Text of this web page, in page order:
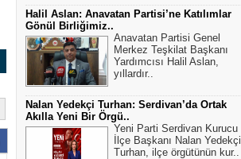
Halil Aslan: Anavatan Partisi’ne Katılımlar
Gönül Birliğimiz..
Anavatan Partisi Genel
Merkez Teşkilat Başkanı
Yardımcısı Halil Aslan,
yıllardır..
Nalan Yedekçi Turhan: Serdivan’da Ortak
Akılla Yeni Bir Örgü..
Yeni Parti Serdivan Kurucu
İlçe Başkanı Nalan Yedekçi
Turhan, ilçe örgütünün kur..